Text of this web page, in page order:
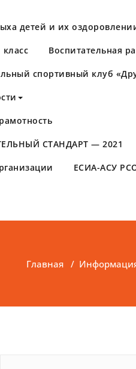
детей и их
Воспитательная
спортивный клуб
СТАНДАРТ — 2021
ЕСИА-АСУ
Главная /